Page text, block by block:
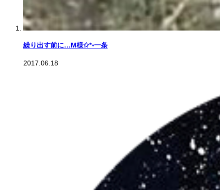
繰り出す前に…M様✩*॰一条
2017.06.18